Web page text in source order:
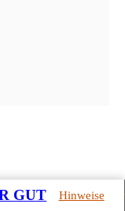
GUT Hinweise